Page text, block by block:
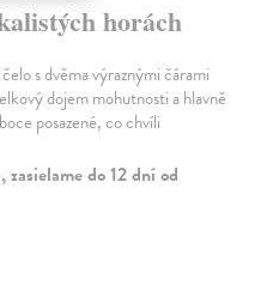
horách
s dvěma výraznými čárami
dojem mohutnosti a hlavně
posazené, co chvíli
do 12 dní od